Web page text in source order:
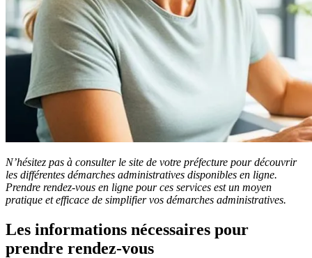
N’hésitez pas à consulter le site de votre préfecture pour découvrir
les différentes démarches administratives disponibles en ligne.
Prendre rendez-vous en ligne pour ces services est un moyen
pratique et efficace de simplifier vos démarches administratives.
Les informations nécessaires pour
prendre rendez-vous